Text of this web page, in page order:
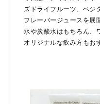
ズドライフルーツ、ベジ
フレーバージュースを展
水や炭酸水はもちろん、
オリジナルな飲み方もお